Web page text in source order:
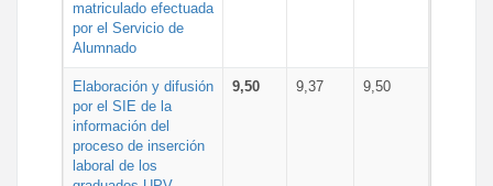
matriculado efectuada
por el Servicio de
Alumnado
Elaboración y difusión
por el SIE de la
información del
proceso de inserción
laboral de los
9,50 9,37 9,50